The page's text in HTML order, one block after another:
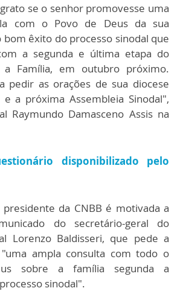
se o senhor promovesse uma
com o Povo de Deus da sua
bom êxito do processo sinodal que
a segunda e última etapa do
a Família, em outubro próximo.
pedir as orações de sua diocese
a próxima Assembleia Sinodal",
Raymundo Damasceno Assis na
disponibilizado pelo
da CNBB é motivada a
do secretário-geral do
Lorenzo Baldisseri, que pede a
ampla consulta com todo o
sobre a família segunda a
sinodal".